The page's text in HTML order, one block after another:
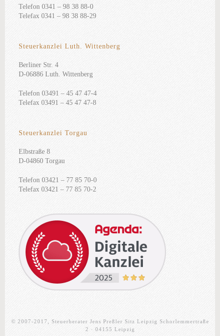
Telefon 0341 – 98 38 88-0
Telefax 0341 – 98 38 88-29
Steuerkanzlei Luth. Wittenberg
Berliner Str. 4
D-06886 Luth. Wittenberg
Telefon 03491 – 45 47 47-4
Telefax 03491 – 45 47 47-8
Steuerkanzlei Torgau
Elbstraße 8
D-04860 Torgau
Telefon 03421 – 77 85 70-0
Telefax 03421 – 77 85 70-2
© 2007-2017, Steuerberater Jens Preßler Sitz Leipzig Schorlemmertraße
2 · 04155 Leipzig